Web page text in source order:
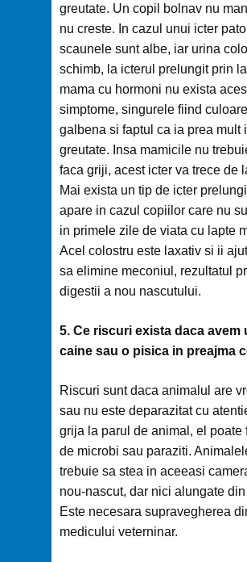
greutate. Un copil bolnav nu
nu creste. In cazul unui icter
scaunele sunt albe, iar urina
schimb, la icterul prelungit prin
mama cu hormoni nu exista
simptome, singurele fiind
galbena si faptul ca ia prea mult
greutate. Insa mamicile nu
faca griji, acest icter va trece de
Mai exista un tip de icter
apare in cazul copiilor care nu
in primele zile de viata cu lapte
Acel colostru este laxativ si ii
sa elimine meconiul, rezultatul
digestii a nou nascutului.
5. Ce riscuri exista daca avem
caine sau o pisica in preajma
Riscuri sunt daca animalul are
sau nu este deparazitat cu
grija la parul de animal, el poate
de microbi sau paraziti.
trebuie sa stea in aceeasi
nou-nascut, dar nici alungate
Este necesara supravegherea
medicului veterninar.